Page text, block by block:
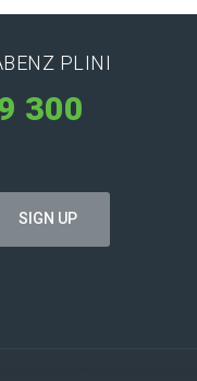
PLINI
300